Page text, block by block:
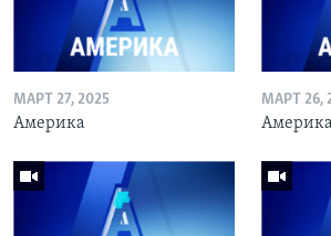
МАРТ 27, 2025
Америка
МАРТ 26,
Америка